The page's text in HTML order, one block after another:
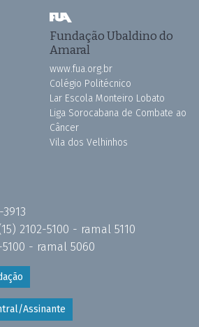
Fundação Ubaldino do
Amaral
www.fua.org.br
Colégio Politécnico
Lar Escola Monteiro Lobato
Liga Sorocabana de Combate ao
Câncer
Vila dos Velhinhos
2102-5100 - ramal 5110
5100 - ramal 5060
Assinante